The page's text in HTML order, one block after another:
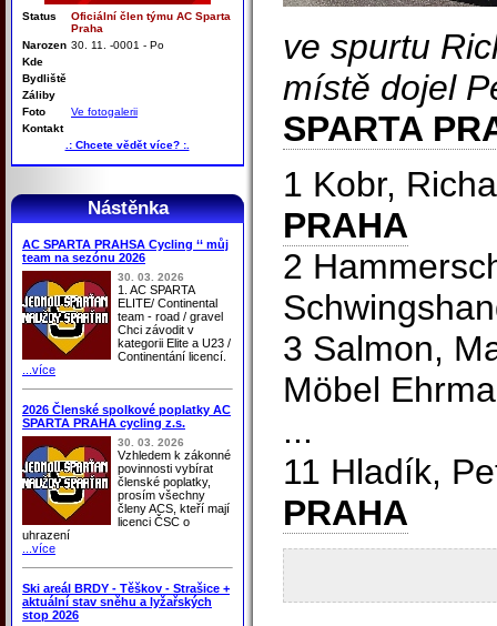
Status
Oficiální člen týmu AC Sparta
Praha
Narozen 30. 11. -0001 - Po
Kde
Bydliště
Záliby
Foto
Ve fotogalerii
Kontakt
.: Chcete vědět více? :.
Nástěnka
AC SPARTA PRAHSA Cycling ‘‘ můj
team na sezónu 2026
30. 03. 2026
1. AC SPARTA
ELITE/ Continental
team - road / gravel
Chci závodit v
kategorii Elite a U23 /
Continentání licencí.
...více
2026 Členské spolkové poplatky AC
SPARTA PRAHA cycling z.s.
30. 03. 2026
Vzhledem k zákonné
povinnosti vybírat
členské poplatky,
prosím všechny
členy ACS, kteří mají
licenci ČSC o
uhrazení
...více
Ski areál BRDY - Těškov - Strašice +
aktuální stav sněhu a lyžařských
stop 2026
ve spurtu
místě dojel
SPARTA
1 Kobr,
PRAHA
2
3 Salmon,
Möbel
...
11 Hladík,
PRAHA